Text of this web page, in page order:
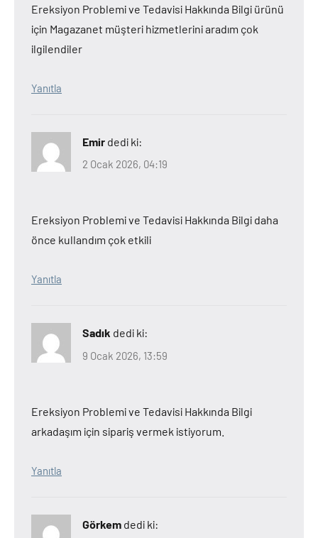
Ereksiyon Problemi ve Tedavisi Hakkında Bilgi ürünü
için Magazanet müşteri hizmetlerini aradım çok
ilgilendiler
Yanıtla
Emir dedi ki:
2 Ocak 2026, 04:19
Ereksiyon Problemi ve Tedavisi Hakkında Bilgi daha
önce kullandım çok etkili
Yanıtla
Sadık dedi ki:
9 Ocak 2026, 13:59
Ereksiyon Problemi ve Tedavisi Hakkında Bilgi
arkadaşım için sipariş vermek istiyorum.
Yanıtla
Görkem dedi ki: